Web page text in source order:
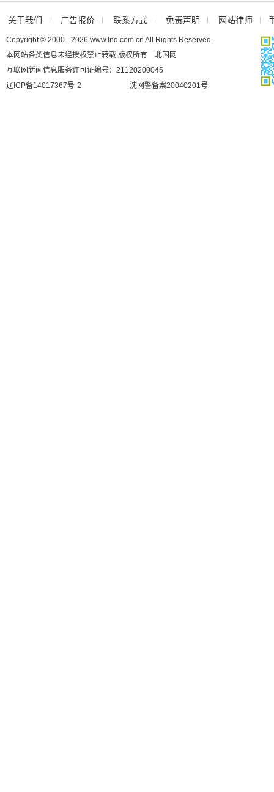
关于我们 广告报价 联系方式 免责声明 网站律师
Copyright © 2000 - 2026 www.lnd.com.cn All Rights Reserved.
本网站各类信息未经授权禁止转载 版权所有 北国网
互联网新闻信息服务许可证编号：21120200045
辽ICP备14017367号-2
沈网警备案20040201号